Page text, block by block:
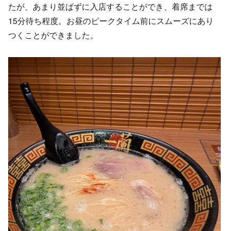
たが、あまり並ばずに入店することができ、着席までは
15分待ち程度。お昼のピークタイム前にスムーズにあり
つくことができました。